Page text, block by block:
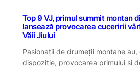
Top 9 VJ, primul summit montan
lansează provocarea cuceririi
Văii Jiului
Pasionații de drumeții montane
dispoziție, provocarea primului și